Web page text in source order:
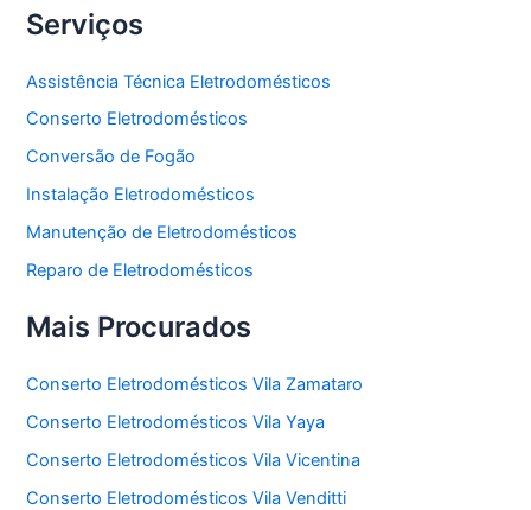
Serviços
Assistência Técnica Eletrodomésticos
Conserto Eletrodomésticos
Conversão de Fogão
Instalação Eletrodomésticos
Manutenção de Eletrodomésticos
Reparo de Eletrodomésticos
Mais Procurados
Conserto Eletrodomésticos Vila Zamataro
Conserto Eletrodomésticos Vila Yaya
Conserto Eletrodomésticos Vila Vicentina
Conserto Eletrodomésticos Vila Venditti